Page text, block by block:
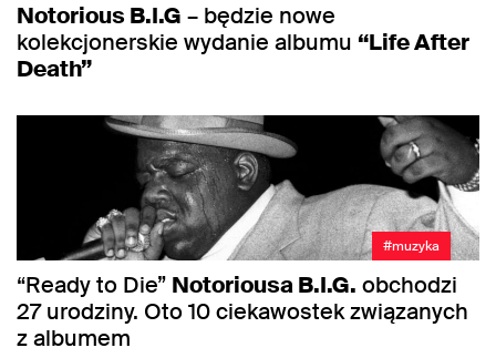
Notorious B.I.G – będzie nowe
kolekcjonerskie wydanie albumu “Life After
Death”
#muzyka
“Ready to Die” Notoriousa B.I.G. obchodzi
27 urodziny. Oto 10 ciekawostek związanych
z albumem